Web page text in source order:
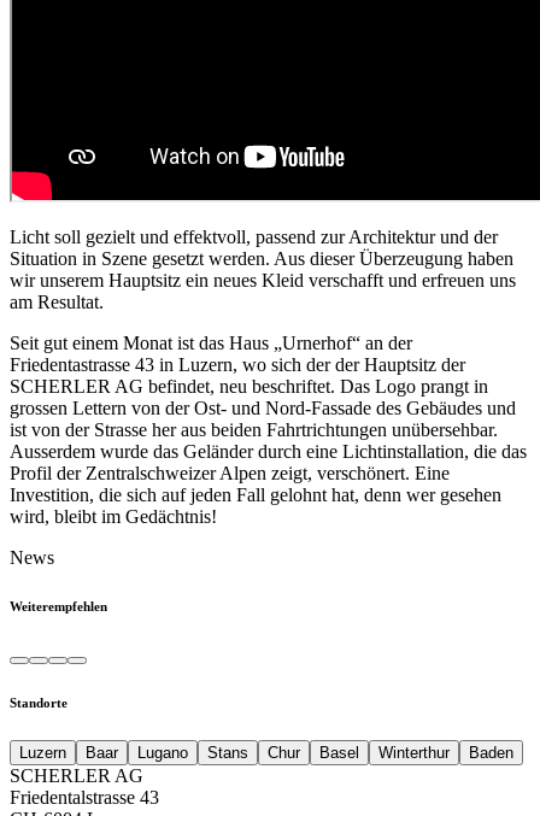
Licht soll gezielt und effektvoll, passend zur Architektur und der
Situation in Szene gesetzt werden. Aus dieser Überzeugung haben
wir unserem Hauptsitz ein neues Kleid verschafft und erfreuen uns
am Resultat.
Seit gut einem Monat ist das Haus „Urnerhof“ an der
Friedentastrasse 43 in Luzern, wo sich der der Hauptsitz der
SCHERLER AG befindet, neu beschriftet. Das Logo prangt in
grossen Lettern von der Ost- und Nord-Fassade des Gebäudes und
ist von der Strasse her aus beiden Fahrtrichtungen unübersehbar.
Ausserdem wurde das Geländer durch eine Lichtinstallation, die das
Profil der Zentralschweizer Alpen zeigt, verschönert. Eine
Investition, die sich auf jeden Fall gelohnt hat, denn wer gesehen
wird, bleibt im Gedächtnis!
News
Weiterempfehlen
Standorte
Luzern Baar Lugano Stans Chur Basel Winterthur Baden
SCHERLER AG
Friedentalstrasse 43